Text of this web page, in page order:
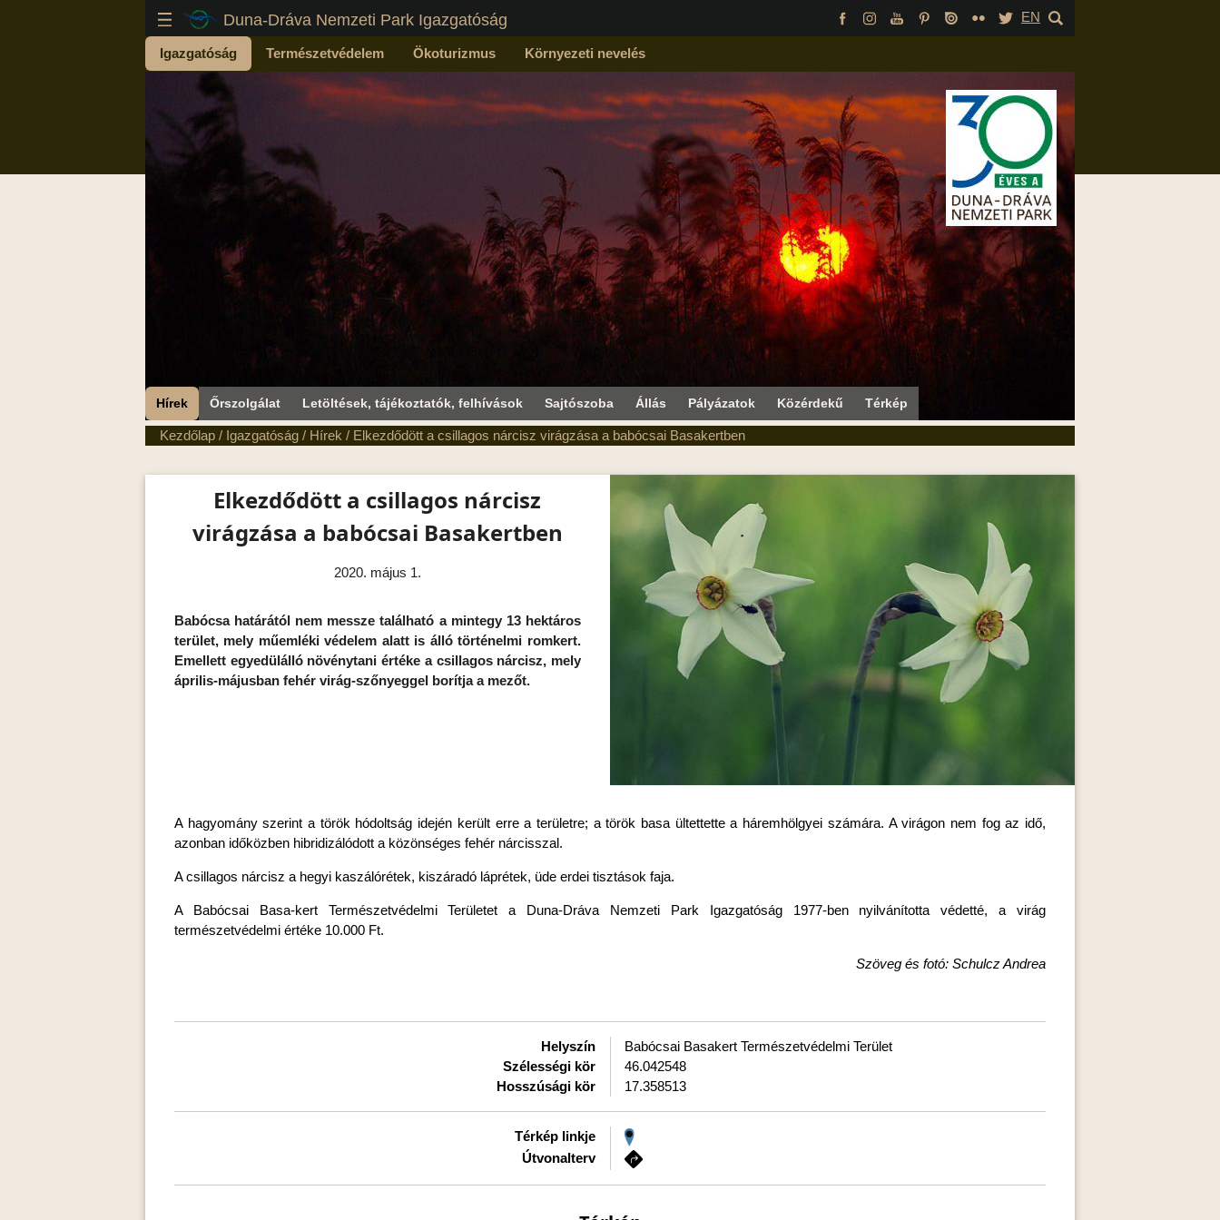
Duna-Dráva Nemzeti Park Igazgatóság EN
Igazgatóság Természetvédelem Ökoturizmus Környezeti nevelés
Hírek Őrszolgálat Letöltések, tájékoztatók, felhívások Sajtószoba Állás Pályázatok Közérdekű Térkép
Kezdőlap / Igazgatóság / Hírek / Elkezdődött a csillagos nárcisz virágzása a babócsai Basakertben
Elkezdődött a csillagos nárcisz
virágzása a babócsai Basakertben
2020. május 1.
Babócsa határától nem messze található a mintegy 13 hektáros
terület, mely műemléki védelem alatt is álló történelmi romkert.
Emellett egyedülálló növénytani értéke a csillagos nárcisz, mely
április-májusban fehér virág-szőnyeggel borítja a mezőt.
A hagyomány szerint a török hódoltság idején került erre a területre; a török basa ültettette a háremhölgyei számára. A virágon nem fog az idő,
azonban időközben hibridizálódott a közönséges fehér nárcisszal.
A csillagos nárcisz a hegyi kaszálórétek, kiszáradó láprétek, üde erdei tisztások faja.
A Babócsai Basa-kert Természetvédelmi Területet a Duna-Dráva Nemzeti Park Igazgatóság 1977-ben nyilvánította védetté, a virág
természetvédelmi értéke 10.000 Ft.
Szöveg és fotó: Schulcz Andrea
Helyszín
Babócsai Basakert Természetvédelmi Terület
Szélességi kör
46.042548
Hosszúsági kör
17.358513
Térkép linkje
Útvonalterv